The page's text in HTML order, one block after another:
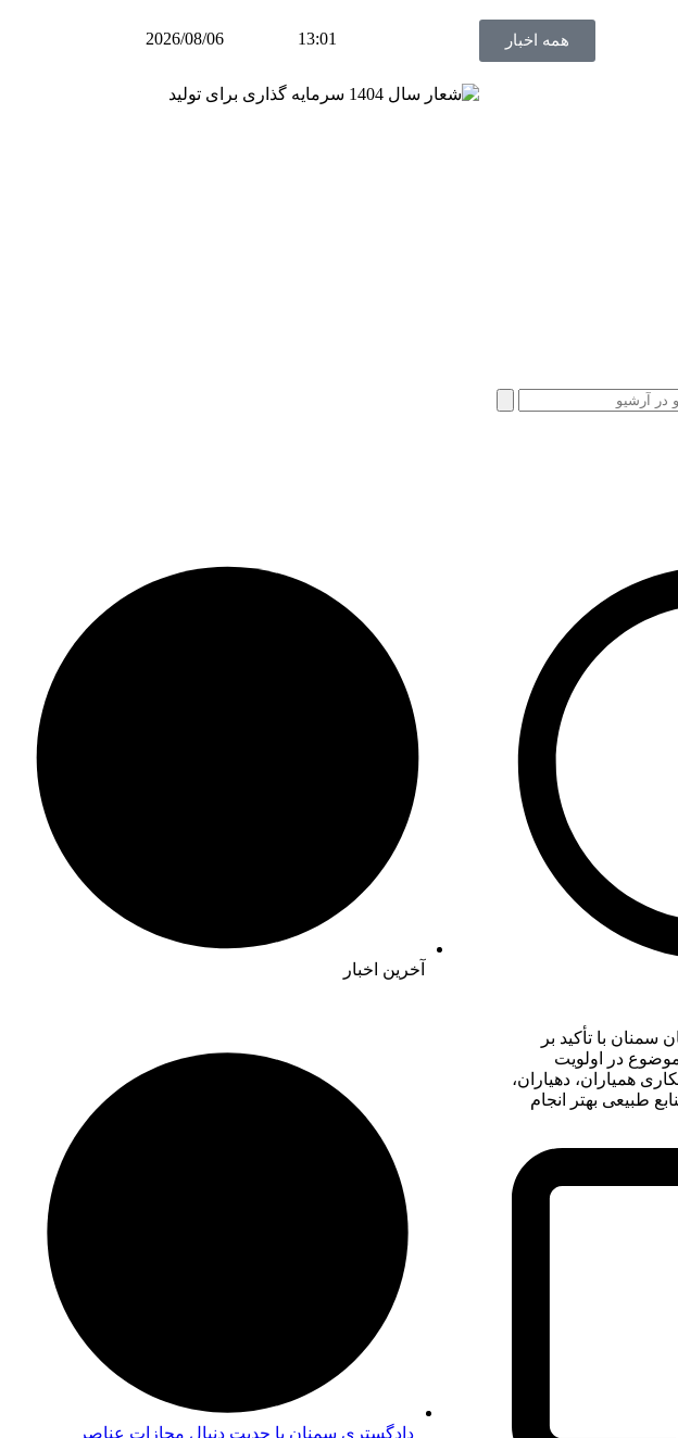
همه اخبار 13:01
2026/08/06
آخرین اخبار
دادگستری سمنان با جدیت دنبال مجازات عناصر